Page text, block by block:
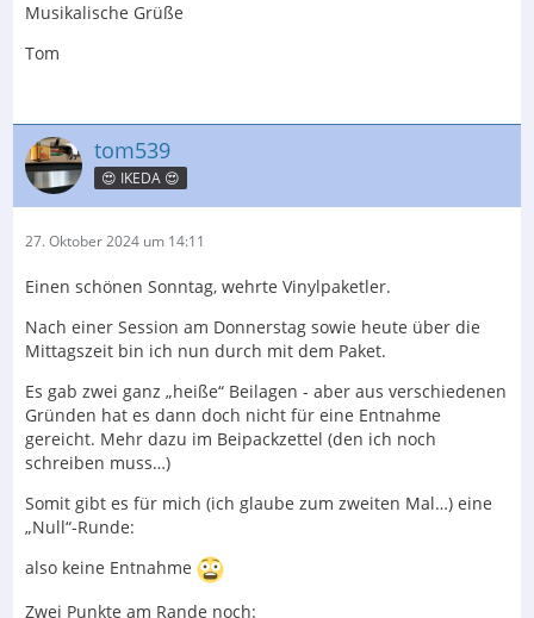
Musikalische Grüße
Tom
tom539
😍 IKEDA 😍
27. Oktober 2024 um 14:11
Einen schönen Sonntag, wehrte Vinylpaketler.
Nach einer Session am Donnerstag sowie heute über die
Mittagszeit bin ich nun durch mit dem Paket.
Es gab zwei ganz „heiße“ Beilagen - aber aus verschiedenen
Gründen hat es dann doch nicht für eine Entnahme
gereicht. Mehr dazu im Beipackzettel (den ich noch
schreiben muss…)
Somit gibt es für mich (ich glaube zum zweiten Mal…) eine
„Null“-Runde:
also keine Entnahme
Zwei Punkte am Rande noch: